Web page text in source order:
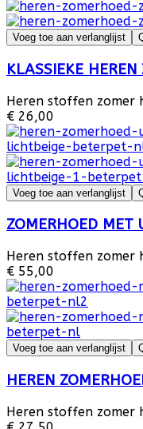
Voeg toe aan verlanglijst
KLASSIEKE HEREN
Heren stoffen zomer
€ 26,00
Voeg toe aan verlanglijst
ZOMERHOED MET
Heren stoffen zomer
€ 55,00
Voeg toe aan verlanglijst
HEREN
Heren stoffen zomer